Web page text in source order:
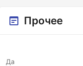
Прочее
Да